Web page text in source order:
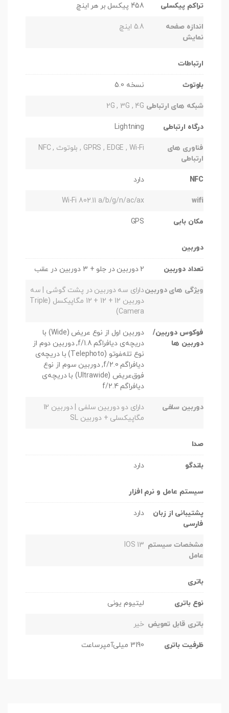
تراکم پیکسلی 458 پیکسل بر هر اینچ
اندازه صفحه
نمایش
5.8 اینچ
ارتباطات
بلوتوث نسخه 5.0
شبکه های ارتباطی 2G , 3G , 4G
درگاه ارتباطی Lightning
فناوری های
ارتباطی
GPRS , EDGE , Wi-Fi , بلوتوث , NFC
NFC دارد
wifi
Wi-Fi 802.11 a/b/g/n/ac/ax
مکان بابی GPS
دوربین
تعداد دوربین 2 دوربین در جلو + 3 دوربین در عقب
ویژگی های دوربیندارای سه دوربین در پشت گوشی | سه
دوربین 12 + 12 + 12 مگاپیکسل (Triple
Camera)
فوکوس دوربین/
دوربین ها
دوربین اول از نوع عریض (Wide) با
دریچه‌ی دیافراگم f/1.8, دوربین دوم از
نوع تله‌‍فوتو (Telephoto) با دریچه‌ی
دیافراگم f/2.0, دوربین سوم از نوع
فوق‌عریض (Ultrawide) با دریچه‌ی
دیافراگم f/2.4
دوربین سلفی
دارای دو دوربین سلفی | دوربین 12
مگاپیکسلی + دوربین SL
صدا
بلندگو دارد
سیستم عامل و نرم افزار
پشتیبانی از زبان
فارسی
دارد
مشخصات سیستم
عامل
IOS 13
باتری
نوع باتری لیتیوم یونی
باتری قابل تعویض خیر
ظرفیت باتری 3190 میلی‌آمپرساعت